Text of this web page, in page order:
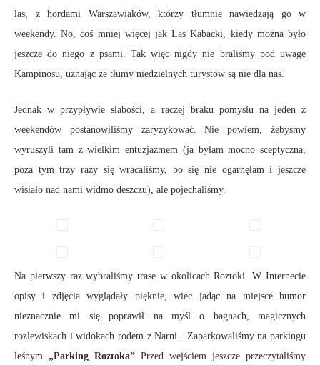
las, z hordami Warszawiaków, którzy tłumnie nawiedzają go w
weekendy. No, coś mniej więcej jak Las Kabacki, kiedy można było
jeszcze do niego z psami. Tak więc nigdy nie braliśmy pod uwagę
Kampinosu, uznając że tłumy niedzielnych turystów są nie dla nas.
Jednak w przypływie słabości, a raczej braku pomysłu na jeden z
weekendów postanowiliśmy zaryzykować. Nie powiem, żebyśmy
wyruszyli tam z wielkim entuzjazmem (ja byłam mocno sceptyczna,
poza tym trzy razy się wracaliśmy, bo się nie ogarnęłam i jeszcze
wisiało nad nami widmo deszczu), ale pojechaliśmy.
Na pierwszy raz wybraliśmy trasę w okolicach Roztoki. W Internecie
opisy i zdjęcia wyglądały pięknie, więc jadąc na miejsce humor
nieznacznie mi się poprawił na myśl o bagnach, magicznych
rozlewiskach i widokach rodem z Narni. Zaparkowaliśmy na parkingu
leśnym „Parking Roztoka” Przed wejściem jeszcze przeczytaliśmy